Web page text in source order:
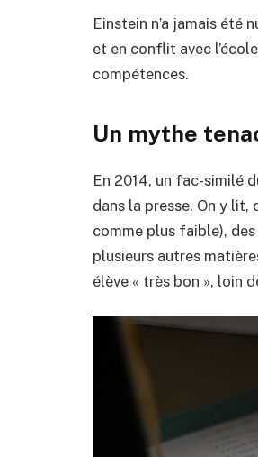
Einstein n’a jamais été
et en conflit avec
compétences.
Un mythe
En 2014, un fac-similé
dans la presse. On y lit,
comme plus faible), des
plusieurs autres
élève « très bon », loin